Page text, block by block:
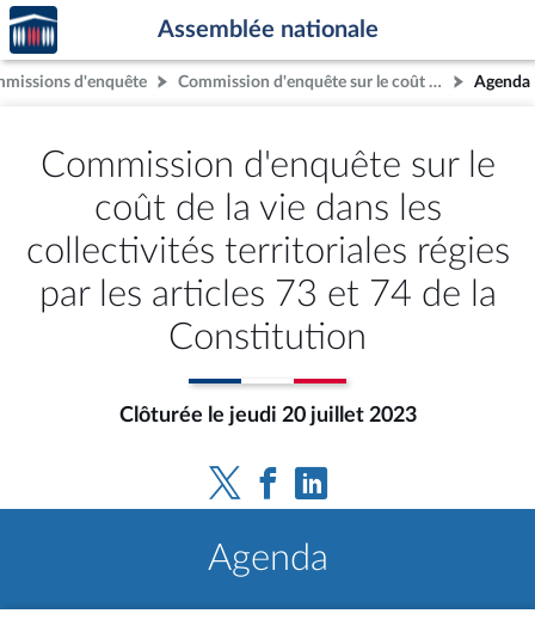
Aller au contenu
Aller en bas de la page
Accèder
à la
page
d'accueil
Assemblée nationale
d'enquête Commission d'enquête sur le coût de la vie dans les collectivités territoriales régies par les articles 73 et 74 de la Constitution Agenda
Commission d'enquête sur le
coût de la vie dans les
collectivités territoriales régies
par les articles 73 et 74 de la
Constitution
Clôturée le jeudi 20 juillet 2023
Agenda